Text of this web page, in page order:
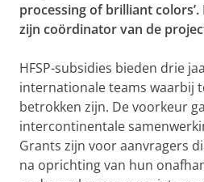
processing of brilliant
zijn coördinator van de
HFSP-subsidies bieden drie
internationale teams waarbij
betrokken zijn. De voorkeur
intercontinentale
Grants zijn voor aanvragers
na oprichting van hun